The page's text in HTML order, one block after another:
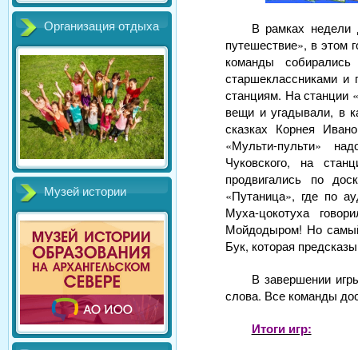
Организация отдыха
Музей истории
В рамках недели
путешествие», в этом
команды
старшеклассниками
станциям. На станции
вещи и угадывали, в
сказках Корнея
«Мульти-пульти»
Чуковского, на
продвигались по
«Путаница», где по
Муха-цокотуха
Мойдодыром! Но
Бук, которая
В завершении
слова. Все команды
Итоги игр: